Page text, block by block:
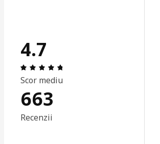
4.7
Scor mediu
663
Recenzii